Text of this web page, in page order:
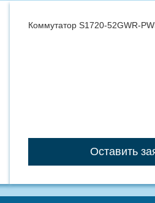
Коммутатор S1720-52GWR-
Оставить